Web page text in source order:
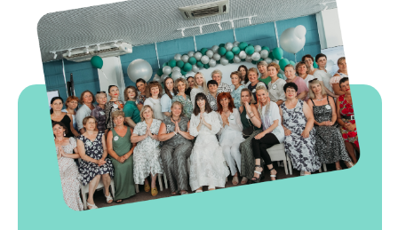
Постоянное развитие в
атмосфере единомышленников
Приобретение новых навыков и умений для
развития себя как целителя и учителя.
Возможность быть в поле развития, в
окружении опытных наставников и своего
учителя, постоянно стремящихся к росту.
Это раскрытие навыков коммуникации и